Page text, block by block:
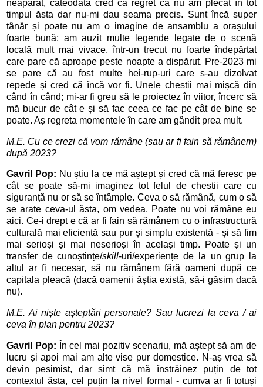
neapărat, câteodată cred că regret că nu am plecat în tot
timpul ăsta dar nu-mi dau seama precis. Sunt încă super
tânăr și poate nu am o imagine de ansamblu a orașului
foarte bună; am auzit multe legende legate de o scenă
locală mult mai vivace, într-un trecut nu foarte îndepărtat
care pare că aproape peste noapte a dispărut. Pre-2023 mi
se pare că au fost multe hei-rup-uri care s-au dizolvat
repede și cred că încă vor fi. Unele chestii mai mișcă din
când în când; mi-ar fi greu să le proiectez în viitor, încerc să
mă bucur de cât e și să fac ceea ce fac pe cât de bine se
poate. Aș regreta momentele în care am gândit prea mult.
M.E. Cu ce crezi că vom rămâne (sau ar fi fain să rămânem)
după 2023?
Gavril Pop: Nu știu la ce mă aștept și cred că mă feresc pe
cât se poate să-mi imaginez tot felul de chestii care cu
siguranță nu or să se întâmple. Ceva o să rămână, cum o să
se arate ceva-ul ăsta, om vedea. Poate nu voi rămâne eu
aici. Ce-i drept e că ar fi fain să rămânem cu o infrastructură
culturală mai eficientă sau pur și simplu existentă - și să fim
mai serioși și mai neserioși în același timp. Poate și un
transfer de cunoștințe/skill-uri/experiențe de la un grup la
altul ar fi necesar, să nu rămânem fără oameni după ce
capitala pleacă (dacă oamenii ăștia există, să-i găsim dacă
nu).
M.E. Ai niște așteptări personale? Sau lucrezi la ceva / ai
ceva în plan pentru 2023?
Gavril Pop:
În cel mai pozitiv scenariu, mă aștept să am de
lucru și apoi mai am alte vise pur domestice. N-aș vrea să
devin pesimist, dar simt că mă înstrăinez puțin de tot
contextul ăsta, cel puțin la nivel formal - cumva ar fi totuși